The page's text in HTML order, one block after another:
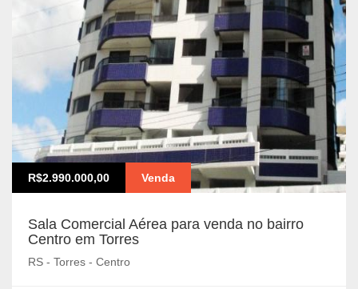
R$2.990.000,00 Venda
Sala Comercial Aérea para venda no bairro
Centro em Torres
RS - Torres - Centro